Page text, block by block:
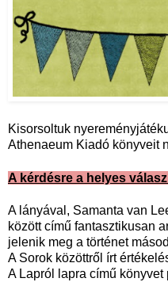
Kisorsoltuk
Athenaeum Kiadó könyveit
A kérdésre a helyes
A lányával, Samanta van
között című fantasztikusan
jelenik meg a történet
A Sorok közöttről írt
A Lapról lapra című könyvet